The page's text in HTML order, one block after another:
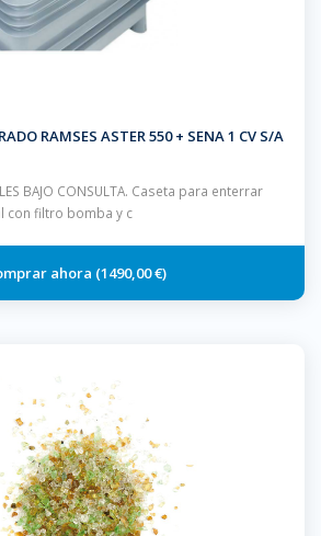
RAMSES ASTER 550 + SENA 1 CV S/A
BAJO CONSULTA. Caseta para enterrar
con filtro bomba y c
1490,00 €